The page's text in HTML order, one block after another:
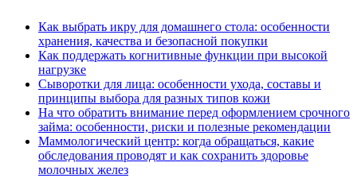
Как выбрать икру для домашнего стола: особенности
хранения, качества и безопасной покупки
Как поддержать когнитивные функции при высокой
нагрузке
Сыворотки для лица: особенности ухода, составы и
принципы выбора для разных типов кожи
На что обратить внимание перед оформлением срочного
займа: особенности, риски и полезные рекомендации
Маммологический центр: когда обращаться, какие
обследования проводят и как сохранить здоровье
молочных желез